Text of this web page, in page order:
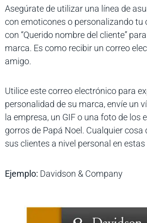
Asegúrate de utilizar una línea de
con emoticones o personalizando tu
con “Querido nombre del cliente”
marca. Es como recibir un correo
amigo.
Utilice este correo electrónico para
personalidad de su marca, envíe un
la empresa, un GIF o una foto de los
gorros de Papá Noel. Cualquier cosa
sus clientes a nivel personal en
Ejemplo: Davidson & Company